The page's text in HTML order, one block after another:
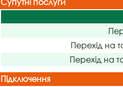
Перехід на
Перехід на
Підключення